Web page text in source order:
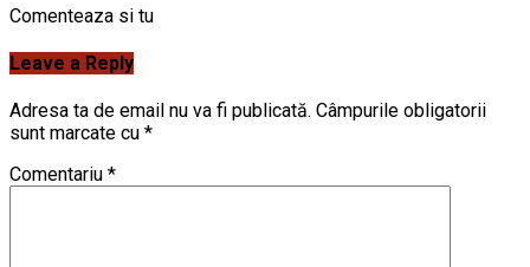
Comenteaza si tu
Leave a Reply
Adresa ta de email nu va fi publicată. Câmpurile obligatorii
sunt marcate cu *
Comentariu *